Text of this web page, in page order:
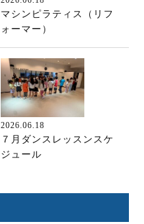
マシンピラティス（リフ
ォーマー）
2026.06.18
７月ダンスレッスンスケ
ジュール